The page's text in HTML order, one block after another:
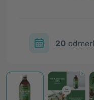
20